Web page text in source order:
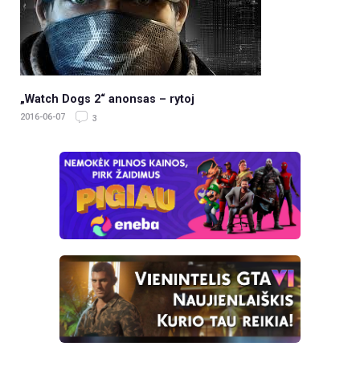
„Watch Dogs 2“ anonsas – rytoj
2016-06-07 3